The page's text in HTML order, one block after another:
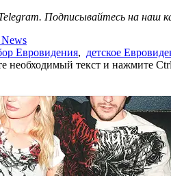
Подписывайтесь на наш
Евровидения, детское
необходимый текст и нажмите